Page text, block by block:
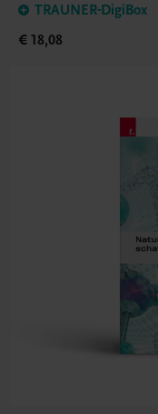
TRAUNER-DigiBox
€ 18,08